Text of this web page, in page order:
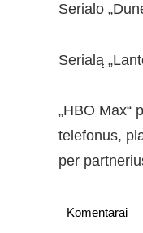
Serialo
Serialą
„HBO Max“
telefonus,
per
Komentarai